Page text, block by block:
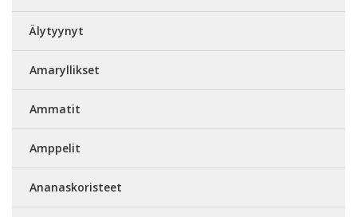
Älytyynyt
Amaryllikset
Ammatit
Amppelit
Ananaskoristeet